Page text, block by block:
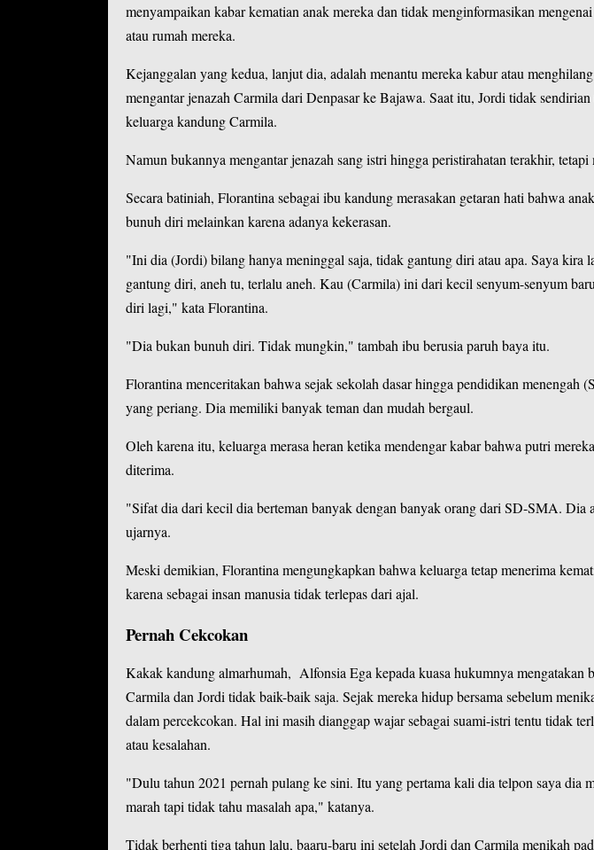
menyampaikan kabar kematian anak mereka dan tidak menginformasikan
atau rumah mereka.
Kejanggalan yang kedua, lanjut dia, adalah menantu mereka kabur atau
mengantar jenazah Carmila dari Denpasar ke Bajawa. Saat itu, Jordi tidak sendirian
keluarga kandung Carmila.
Namun bukannya mengantar jenazah sang istri hingga peristirahatan terakhir, tetapi
Secara batiniah, Florantina sebagai ibu kandung merasakan getaran hati bahwa
bunuh diri melainkan karena adanya kekerasan.
"Ini dia (Jordi) bilang hanya meninggal saja, tidak gantung diri atau apa. Saya kira
gantung diri, aneh tu, terlalu aneh. Kau (Carmila) ini dari kecil senyum-senyum
diri lagi," kata Florantina.
"Dia bukan bunuh diri. Tidak mungkin," tambah ibu berusia paruh baya itu.
Florantina menceritakan bahwa sejak sekolah dasar hingga pendidikan menengah
yang periang. Dia memiliki banyak teman dan mudah bergaul.
Oleh karena itu, keluarga merasa heran ketika mendengar kabar bahwa putri
diterima.
"Sifat dia dari kecil dia berteman banyak dengan banyak orang dari SD-SMA. Dia
ujarnya.
Meski demikian, Florantina mengungkapkan bahwa keluarga tetap menerima
karena sebagai insan manusia tidak terlepas dari ajal.
Pernah Cekcokan
Kakak kandung almarhumah, Alfonsia Ega kepada kuasa hukumnya mengatakan
Carmila dan Jordi tidak baik-baik saja. Sejak mereka hidup bersama sebelum
dalam percekcokan. Hal ini masih dianggap wajar sebagai suami-istri tentu tidak
atau kesalahan.
"Dulu tahun 2021 pernah pulang ke sini. Itu yang pertama kali dia telpon saya dia
marah tapi tidak tahu masalah apa," katanya.
Tidak berhenti tiga tahun lalu, baaru-baru ini setelah Jordi dan Carmila menikah